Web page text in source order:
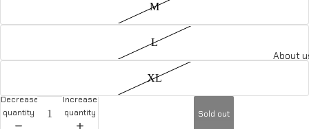
About
M
L
XL
Decrease
quantity
Increase
quantity
Sold out